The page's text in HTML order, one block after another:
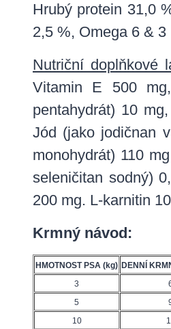
Hrubý protein 31,0
2,5 %, Omega 6 &
Nutriční doplňkové
Vitamin E 500
pentahydrát) 10
Jód (jako jodičnan
monohydrát) 110
seleničitan sodný)
200 mg. L-karnitin
Krmný návod:
HMOTNOST PSA (kg) DENNÍ
3
5
10